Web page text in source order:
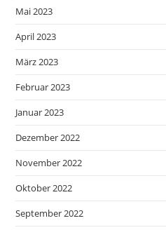
Mai 2023
April 2023
März 2023
Februar 2023
Januar 2023
Dezember 2022
November 2022
Oktober 2022
September 2022